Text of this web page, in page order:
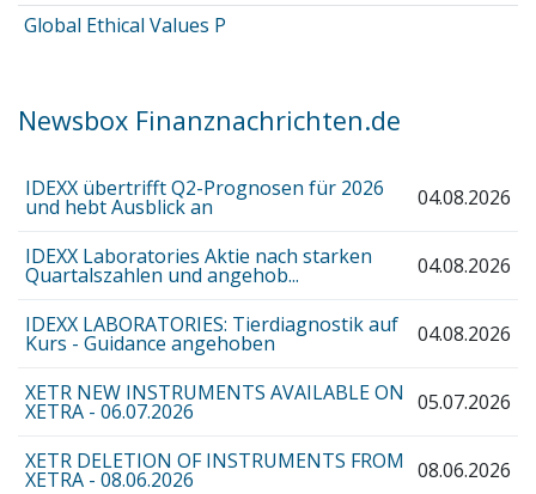
Global Ethical Values P
Newsbox Finanznachrichten.de
IDEXX übertrifft Q2-Prognosen für 2026
und hebt Ausblick an 04.08.2026
IDEXX Laboratories Aktie nach starken
Quartalszahlen und angehob... 04.08.2026
IDEXX LABORATORIES: Tierdiagnostik auf
Kurs - Guidance angehoben 04.08.2026
XETR NEW INSTRUMENTS AVAILABLE ON
XETRA - 06.07.2026 05.07.2026
XETR DELETION OF INSTRUMENTS FROM
XETRA - 08.06.2026 08.06.2026